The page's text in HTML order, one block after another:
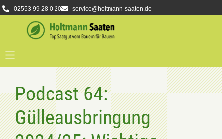
02553 99 28 0 20 service@holtmann-saaten.de
Podcast 64:
Gülleausbringung